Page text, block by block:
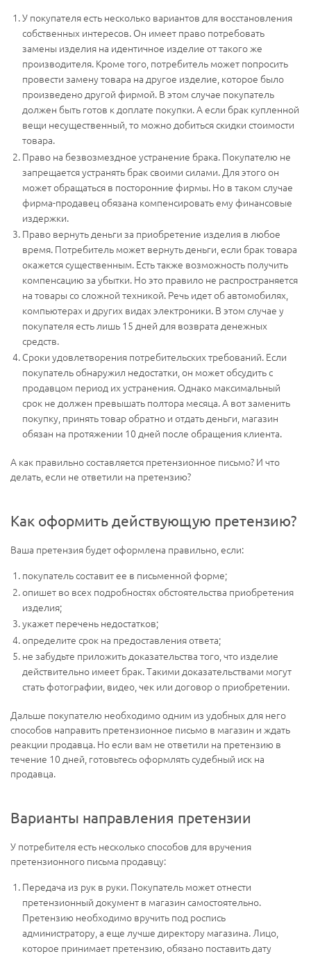
У покупателя есть несколько вариантов для восстановления
собственных интересов. Он имеет право потребовать
замены изделия на идентичное изделие от такого же
производителя. Кроме того, потребитель может попросить
провести замену товара на другое изделие, которое было
произведено другой фирмой. В этом случае покупатель
должен быть готов к доплате покупки. А если брак купленной
вещи несущественный, то можно добиться скидки стоимости
товара.
Право на безвозмездное устранение брака. Покупателю не
запрещается устранять брак своими силами. Для этого он
может обращаться в посторонние фирмы. Но в таком случае
фирма-продавец обязана компенсировать ему финансовые
издержки.
Право вернуть деньги за приобретение изделия в любое
время. Потребитель может вернуть деньги, если брак товара
окажется существенным. Есть также возможность получить
компенсацию за убытки. Но это правило не распространяется
на товары со сложной техникой. Речь идет об автомобилях,
компьютерах и других видах электроники. В этом случае у
покупателя есть лишь 15 дней для возврата денежных
средств.
Сроки удовлетворения потребительских требований. Если
покупатель обнаружил недостатки, он может обсудить с
продавцом период их устранения. Однако максимальный
срок не должен превышать полтора месяца. А вот заменить
покупку, принять товар обратно и отдать деньги, магазин
обязан на протяжении 10 дней после обращения клиента.
А как правильно составляется претензионное письмо? И что
делать, если не ответили на претензию?
Как оформить действующую претензию?
Ваша претензия будет оформлена правильно, если:
покупатель составит ее в письменной форме;
опишет во всех подробностях обстоятельства приобретения
изделия;
укажет перечень недостатков;
определите срок на предоставления ответа;
не забудьте приложить доказательства того, что изделие
действительно имеет брак. Такими доказательствами могут
стать фотографии, видео, чек или договор о приобретении.
Дальше покупателю необходимо одним из удобных для него
способов направить претензионное письмо в магазин и ждать
реакции продавца. Но если вам не ответили на претензию в
течение 10 дней, готовьтесь оформлять судебный иск на
продавца.
Варианты направления претензии
У потребителя есть несколько способов для вручения
претензионного письма продавцу:
Передача из рук в руки. Покупатель может отнести
претензионный документ в магазин самостоятельно.
Претензию необходимо вручить под роспись
администратору, а еще лучше директору магазина. Лицо,
которое принимает претензию, обязано поставить дату